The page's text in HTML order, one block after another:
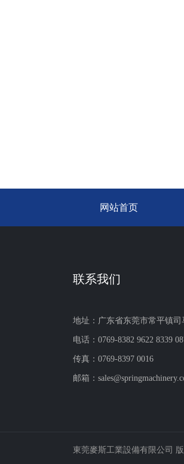
网站首页
联系我们
地址：广东省东莞市常平镇司
电话：0769-8382 9622 8339
传真：0769-8397 0016
邮箱：
東莞麥斯工業設備有限公司